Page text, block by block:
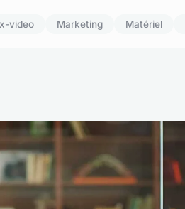
video Marketing Matériel